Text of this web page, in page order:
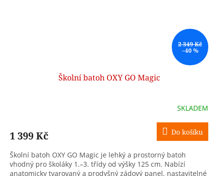
2 349 Kč
–40 %
Školní batoh OXY GO Magic
SKLADEM
1 399 Kč Do košíku
Školní batoh OXY GO Magic je lehký a prostorný batoh
vhodný pro školáky 1.–3. třídy od výšky 125 cm. Nabízí
anatomicky tvarovaný a prodyšný zádový panel, nastavitelné